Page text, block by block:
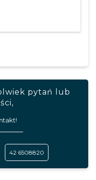
pytań lub
42 6508820